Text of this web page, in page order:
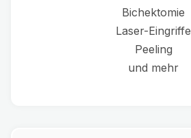
Bichektomie
Laser-Eingriffe
Peeling
und mehr